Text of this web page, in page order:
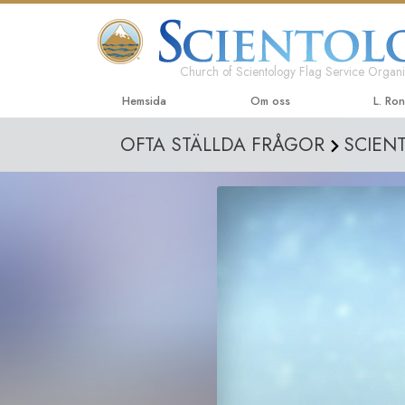
Church of Scientology Flag Service
Hemsida Om oss L.
OFTA STÄLLDA FRÅGOR